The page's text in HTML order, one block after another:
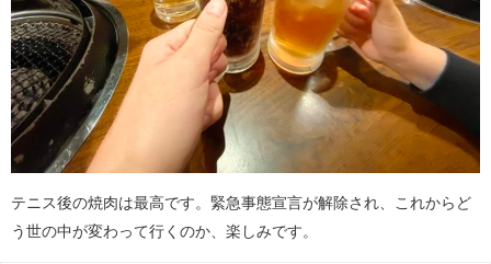
テニス後の焼肉は最高です。緊急事態宣言が解除され、これからど
う世の中が変わって行くのか、楽しみです。